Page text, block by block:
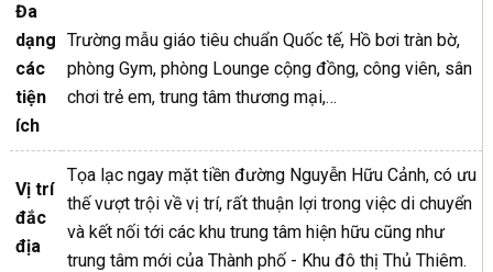
Đa
dạng
các
tiện
ích
Trường mẫu giáo tiêu chuẩn Quốc tế, Hồ bơi tràn bờ,
phòng Gym, phòng Lounge cộng đồng, công viên, sân
chơi trẻ em, trung tâm thương mại,…
Vị trí
đắc
địa
Tọa lạc ngay mặt tiền đường Nguyễn Hữu Cảnh, có ưu
thế vượt trội về vị trí, rất thuận lợi trong việc di chuyển
và kết nối tới các khu trung tâm hiện hữu cũng như
trung tâm mới của Thành phố - Khu đô thị Thủ Thiêm.